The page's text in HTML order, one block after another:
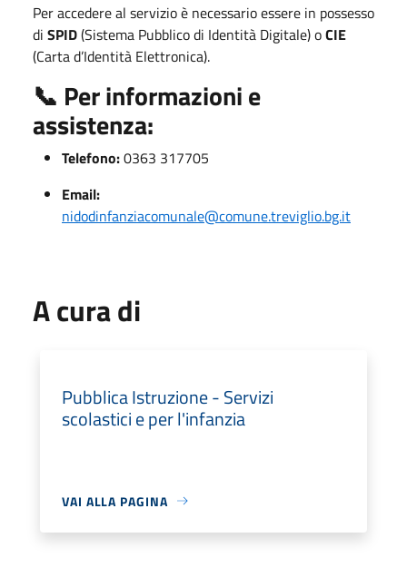
Per accedere al servizio è necessario essere in possesso
di SPID(Sistema Pubblico di Identità Digitale) oCIE
(Carta d’Identità Elettronica).
📞 Per informazioni e
assistenza:
Telefono:0363 317705
Email:
nidodinfanziacomunale@comune.treviglio.bg.it
A cura di
Pubblica Istruzione - Servizi
scolastici e per l'infanzia
VAI ALLA PAGINA